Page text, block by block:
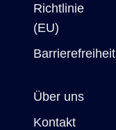
Richtlinie
(EU)
Barrierefreiheit
Über uns
Kontakt